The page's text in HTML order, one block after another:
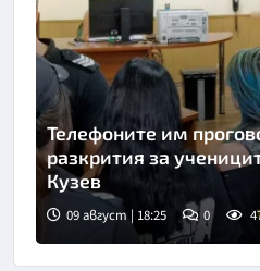
Телефоните им
разкрития за
Кузев
09 август | 18:25 0